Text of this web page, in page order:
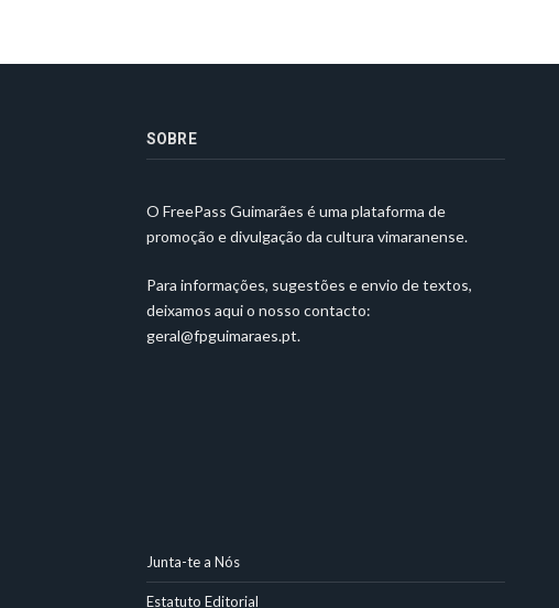
SOBRE
O FreePass Guimarães é uma plataforma de
promoção e divulgação da cultura vimaranense.
Para informações, sugestões e envio de textos,
deixamos aqui o nosso contacto:
geral@fpguimaraes.pt.
Junta-te a Nós
Estatuto Editorial